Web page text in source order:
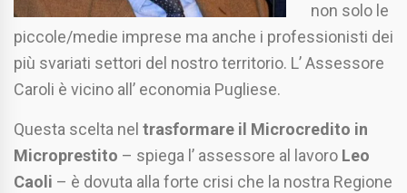
non solo le
piccole/medie imprese ma anche i professionisti dei
più svariati settori del nostro territorio. L’ Assessore
Caroli è vicino all’ economia Pugliese.
Questa scelta nel trasformare il Microcredito in
Microprestito – spiega l’ assessore al lavoro Leo
Caoli – è dovuta alla forte crisi che la nostra Regione